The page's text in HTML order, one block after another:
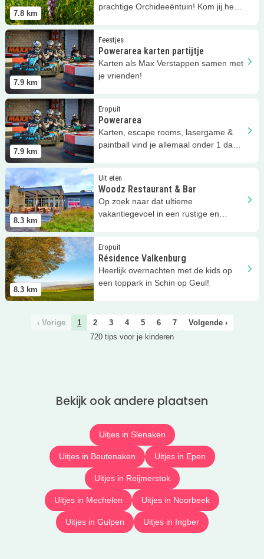
7.8 km
prachtige Orchideeëntuin! Kom jij hem
7.9 km
Feestjes
Powerarea karten partijtje
Karten als Max Verstappen samen met
je vrienden!
Lees meer Powerarea karten partijtje
7.9 km
Eropuit
Powerarea
Karten, escape rooms, lasergame &
paintball vind je allemaal onder 1 dak
Lees meer Powerarea
8.3 km
Uit eten
Woodz Restaurant & Bar
Op zoek naar dat ultieme
vakantiegevoel in een rustige en
Lees meer Woodz Restaurant &amp; Bar
8.3 km
Eropuit
Résidence Valkenburg
Heerlijk overnachten met de kids op
een toppark in Schin op Geul!
Lees meer Résidence Valkenburg
‹ Vorige 1 2 3 4 5 6 7
Volgende ›
720 tips voor je kinderen
Bekijk ook andere plaatsen
Uitjes in Slenaken
Uitjes in Beutenaken Uitjes in Epen
Uitjes in Reijmerstok
Uitjes in Mechelen Uitjes in Noorbeek
Uitjes in Gulpen Uitjes in Ingber